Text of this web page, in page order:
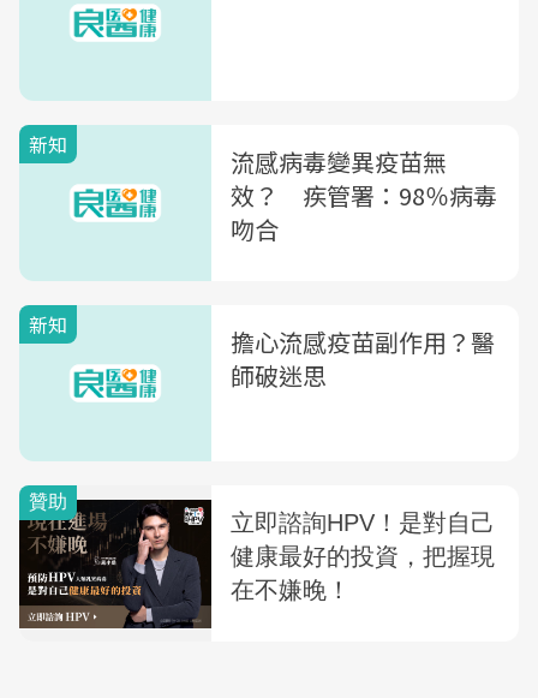
新知
流感病毒變異疫苗無
效？ 疾管署：98％病毒
吻合
新知
擔心流感疫苗副作用？醫
師破迷思